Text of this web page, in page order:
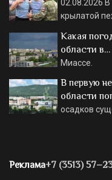
02.08.2026
крылатой
Какая
области в…
Миассе.
В первую
области
осадков
Реклама+7 (3513)